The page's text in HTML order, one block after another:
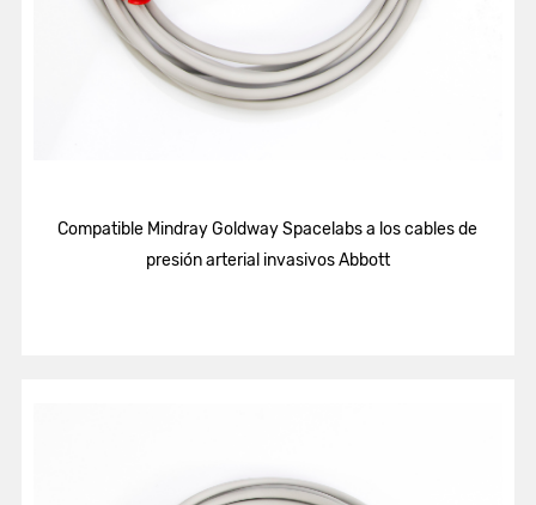
Compatible Mindray Goldway Spacelabs a los cables de
presión arterial invasivos Abbott